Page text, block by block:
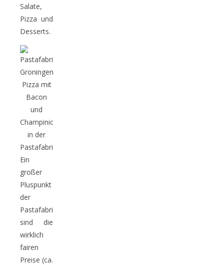
Salate,
Pizza und
Desserts.
Pizza mit
Bacon
und
Champinions
in der
Pastafabriek
Ein
großer
Pluspunkt
der
Pastafabriek
sind die
wirklich
fairen
Preise (ca.